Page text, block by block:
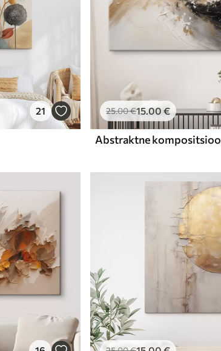
21 25.00€15.00 €